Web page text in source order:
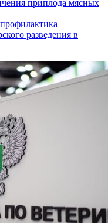
приплода мясных
разведения в